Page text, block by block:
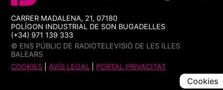
CARRER MADALENA, 21, 07180
POLÍGON INDUSTRIAL DE SON BUGADELLES
(+34) 971 139 333
© ENS PÚBLIC DE RADIOTELEVISIÓ DE LES ILLES
BALEARS
COOKIES |AVÍS LEGAL PORTAL PRIVACITAT
Cookies